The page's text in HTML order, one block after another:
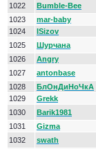
1022
Bumble-Bee
1023
mar-baby
1024
ISizov
1025
Шурчана
1026
Angry
1027
antonbase
1028
БлОнДиНоЧкА
1029
Grekk
1030
Barik1981
1031
Gizma
1032
swath